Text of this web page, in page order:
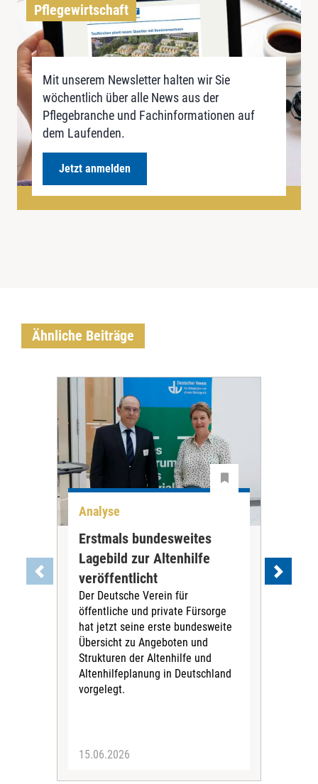
Pflegewirtschaft
Mit unserem Newsletter halten wir Sie
wöchentlich über alle News aus der
Pflegebranche und Fachinformationen auf
dem Laufenden.
Jetzt anmelden
Ähnliche Beiträge
Analyse
Erstmals bundesweites
Lagebild zur Altenhilfe
veröffentlicht
Der Deutsche Verein für
öffentliche und private Fürsorge
hat jetzt seine erste bundesweite
Übersicht zu Angeboten und
Strukturen der Altenhilfe und
Altenhilfeplanung in Deutschland
vorgelegt.
15.06.2026